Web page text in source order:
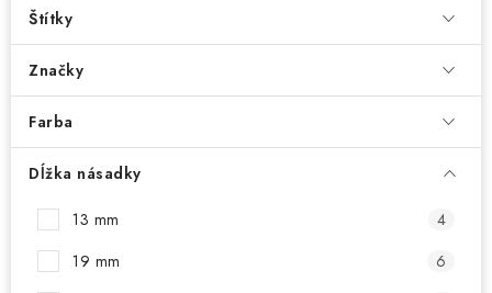
PUZDRÁ
PRÍSLUŠENSTVO
OBLEČENIE
HRÁČI
Štítky
Značky
Farba
Dĺžka násadky
13 mm
4
19 mm
6